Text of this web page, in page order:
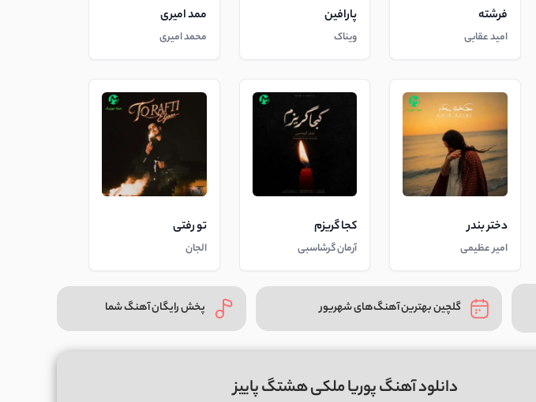
فرشته
امید عقابی
پارافین
ویناک
ممد امیری
محمد امیری
دختر بندر
امیر عظیمی
کجا گریزم
آرمان گرشاسبی
تو رفتی
الجان
گلچین بهترین آهنگ‌های شهریور پخش رایگان آهنگ شما
دانلود آهنگ پوریا ملکی هشتگ پاییز